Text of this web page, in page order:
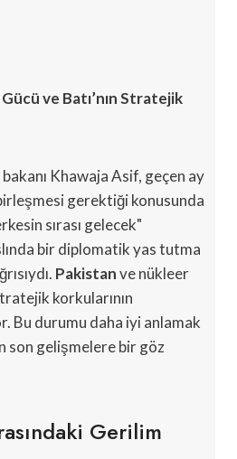
ve Batı’nın Stratejik
bakanı Khawaja Asif, geçen ay
gerektiği konusunda
sırası gelecek"
bir diplomatik yas tutma
Pakistanve nükleer
korkularının
Bu durumu daha iyi anlamak
son gelişmelere bir göz
Gerilim